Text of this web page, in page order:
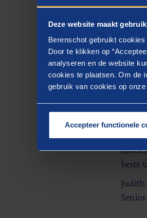
Deze website maakt
Berenschot gebruikt
Door te klikken op
analyseren en de website
cookies te plaatsen. Om de
gebruik van cookies op
Accepteer functionele
staan
op
huis
Na
we
beste